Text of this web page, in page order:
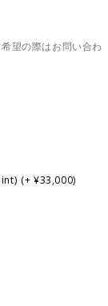
望の際はお問い合わ
(+ ¥33,000)